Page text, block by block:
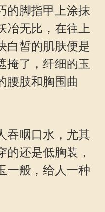
的脚指甲上涂抹
冶无比，在往上
白皙的肌肤便是
掩了，纤细的玉
腰肢和胸围曲
咽口水，尤其
的还是低胸装，
一般，给人一种